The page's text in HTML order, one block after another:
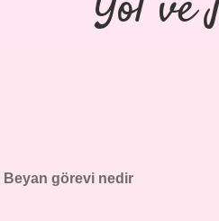
Beyan görevi nedir